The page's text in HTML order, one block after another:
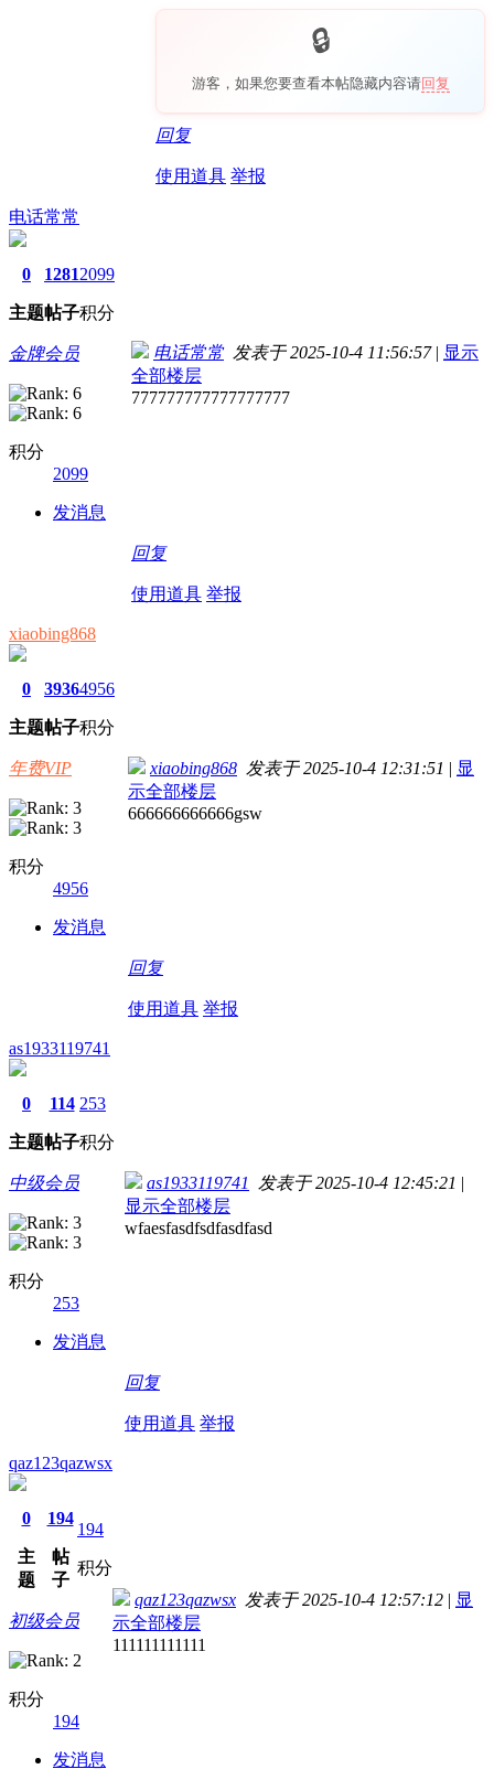
游客，如果您要查看本帖隐藏内容请回复
回复
使用道具 举报
电话常常
0
主题
1281
帖子
2099
积分
金牌会员
积分
2099
发消息
电话常常发表于 2025-10-4 11:56:57 | 显示
全部楼层
777777777777777777
回复
使用道具 举报
xiaobing868
0
主题
3936
帖子
4956
积分
年费VIP
积分
4956
发消息
xiaobing868 发表于 2025-10-4 12:31:51 | 显
示全部楼层
666666666666gsw
回复
使用道具 举报
as1933119741
0
主题
114
帖子
253
积分
中级会员
积分
253
发消息
as1933119741 发表于 2025-10-4 12:45:21 |
显示全部楼层
wfaesfasdfsdfasdfasd
回复
使用道具 举报
qaz123qazwsx
0
主
题
194
帖
子
194
积分
初级会员
积分
194
发消息
qaz123qazwsx 发表于 2025-10-4 12:57:12 | 显
示全部楼层
111111111111